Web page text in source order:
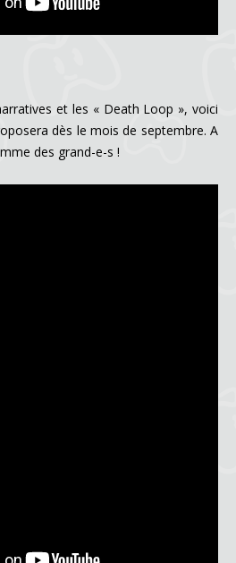
et les « Death Loop », voici
dès le mois de septembre. A
des grand-e-s !